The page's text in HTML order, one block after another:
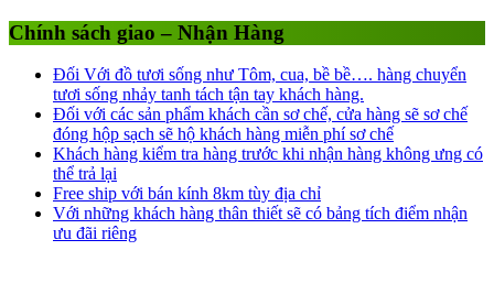
Chính sách giao – Nhận Hàng
Đối Với đồ tươi sống như Tôm, cua, bề bề…. hàng chuyển
tươi sống nhảy tanh tách tận tay khách hàng.
Đối với các sản phẩm khách cần sơ chế, cửa hàng sẽ sơ chế
đóng hộp sạch sẽ hộ khách hàng miễn phí sơ chế
Khách hàng kiểm tra hàng trước khi nhận hàng không ưng có
thể trả lại
Free ship với bán kính 8km tùy địa chỉ
Với những khách hàng thân thiết sẽ có bảng tích điểm nhận
ưu đãi riêng